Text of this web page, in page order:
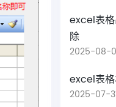
excel表
除
2025-08-
excel表
2025-07-